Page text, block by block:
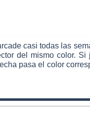
casi todas las
del mismo color.
pasa el color